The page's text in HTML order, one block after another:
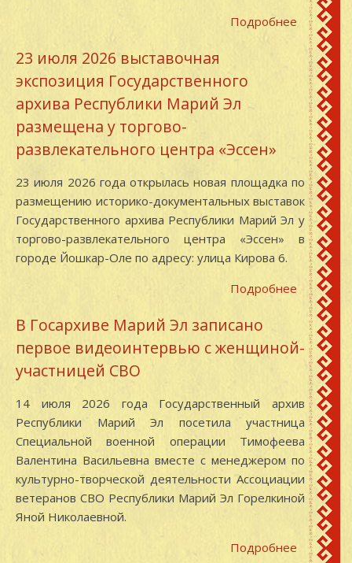
Подробнее
СВО
члены
их
семей
на
экскурсии
в
архиве
Марий
Эл
23 июля 2026 выставочная
экспозиция Государственного
архива Республики Марий Эл
размещена у торгово-
развлекательного центра «Эссен»
23 июля 2026 года открылась новая площадка по
размещению историко-документальных выставок
Государственного архива Республики Марий Эл у
торгово-развлекательного центра «Эссен» в
городе Йошкар-Оле по адресу: улица Кирова 6.
Подробнее
23
июля
2026
архива
Марий
Эл
торгово-
В Госархиве Марий Эл записано
первое видеоинтервью с женщиной-
участницей СВО
14 июля 2026 года Государственный архив
Республики Марий Эл посетила участница
Специальной военной операции Тимофеева
Валентина Васильевна вместе с менеджером по
культурно-творческой деятельности Ассоциации
ветеранов СВО Республики Марий Эл Горелкиной
Яной Николаевной.
Подробнее